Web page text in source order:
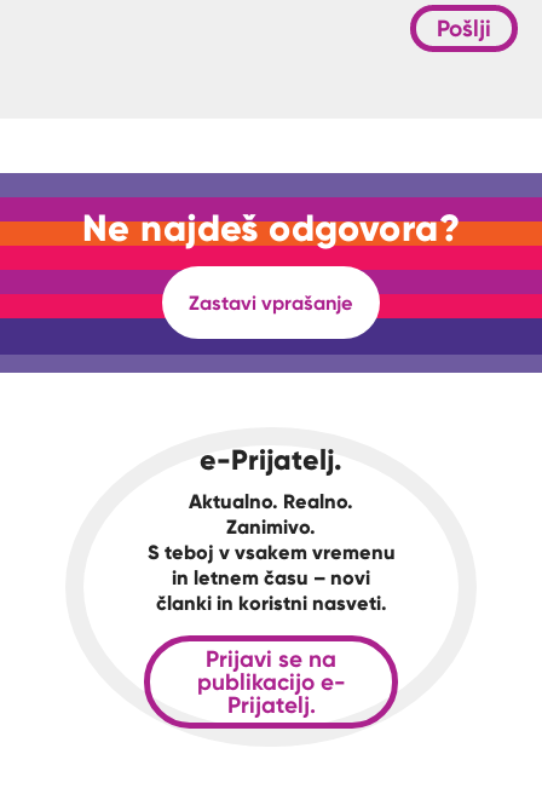
Pošlji
Ne najdeš odgovora?
Zastavi vprašanje
e-Prijatelj.
Aktualno. Realno.
Zanimivo.
S teboj v vsakem vremenu
in letnem času – novi
članki in koristni nasveti.
Prijavi se na
publikacijo e-
Prijatelj.